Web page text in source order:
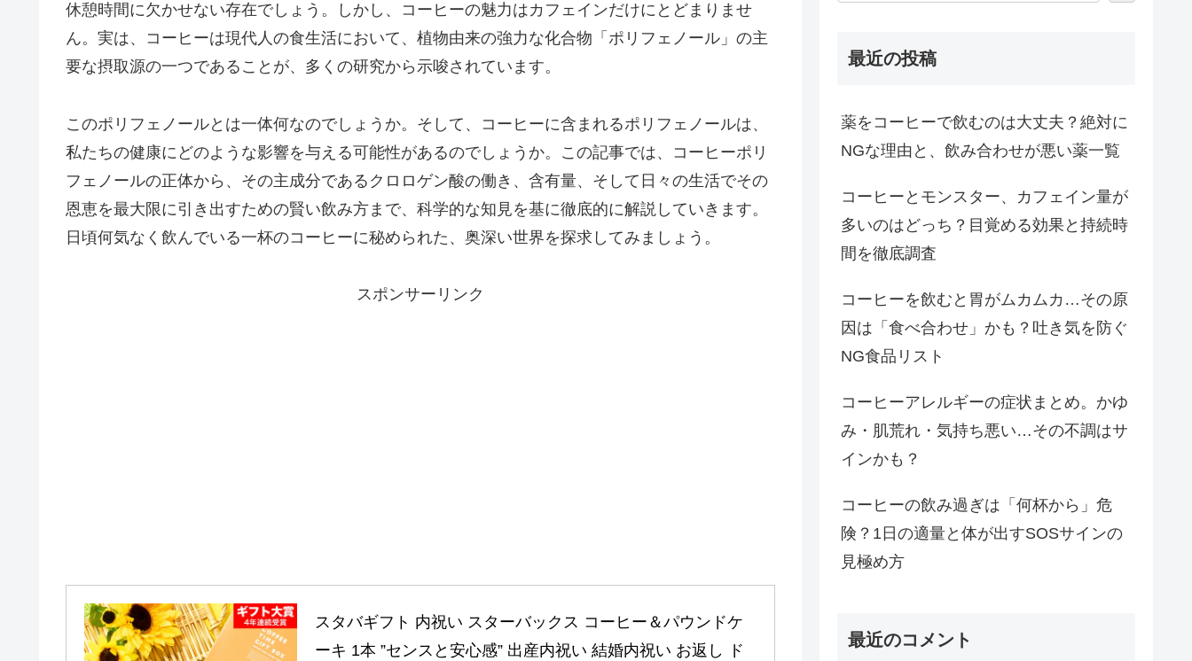
休憩時間に欠かせない存在でしょう。しかし、コーヒーの魅力はカフェインだけにとどまりませ
ん。実は、コーヒーは現代人の食生活において、植物由来の強力な化合物「ポリフェノール」の主
要な摂取源の一つであることが、多くの研究から示唆されています。
このポリフェノールとは一体何なのでしょうか。そして、コーヒーに含まれるポリフェノールは、
私たちの健康にどのような影響を与える可能性があるのでしょうか。この記事では、コーヒーポリ
フェノールの正体から、その主成分であるクロロゲン酸の働き、含有量、そして日々の生活でその
恩恵を最大限に引き出すための賢い飲み方まで、科学的な知見を基に徹底的に解説していきます。
日頃何気なく飲んでいる一杯のコーヒーに秘められた、奥深い世界を探求してみましょう。
スポンサーリンク
スタバギフト 内祝い スターバックス コーヒー＆パウンドケ
ーキ 1本 ”センスと安心感” 出産内祝い 結婚内祝い お返し ド
最近の投稿
薬をコーヒーで飲むのは大丈夫？絶対に
NGな理由と、飲み合わせが悪い薬一覧
コーヒーとモンスター、カフェイン量が
多いのはどっち？目覚める効果と持続時
間を徹底調査
コーヒーを飲むと胃がムカムカ…その原
因は「食べ合わせ」かも？吐き気を防ぐ
NG食品リスト
コーヒーアレルギーの症状まとめ。かゆ
み・肌荒れ・気持ち悪い…その不調はサ
インかも？
コーヒーの飲み過ぎは「何杯から」危
険？1日の適量と体が出すSOSサインの
見極め方
最近のコメント